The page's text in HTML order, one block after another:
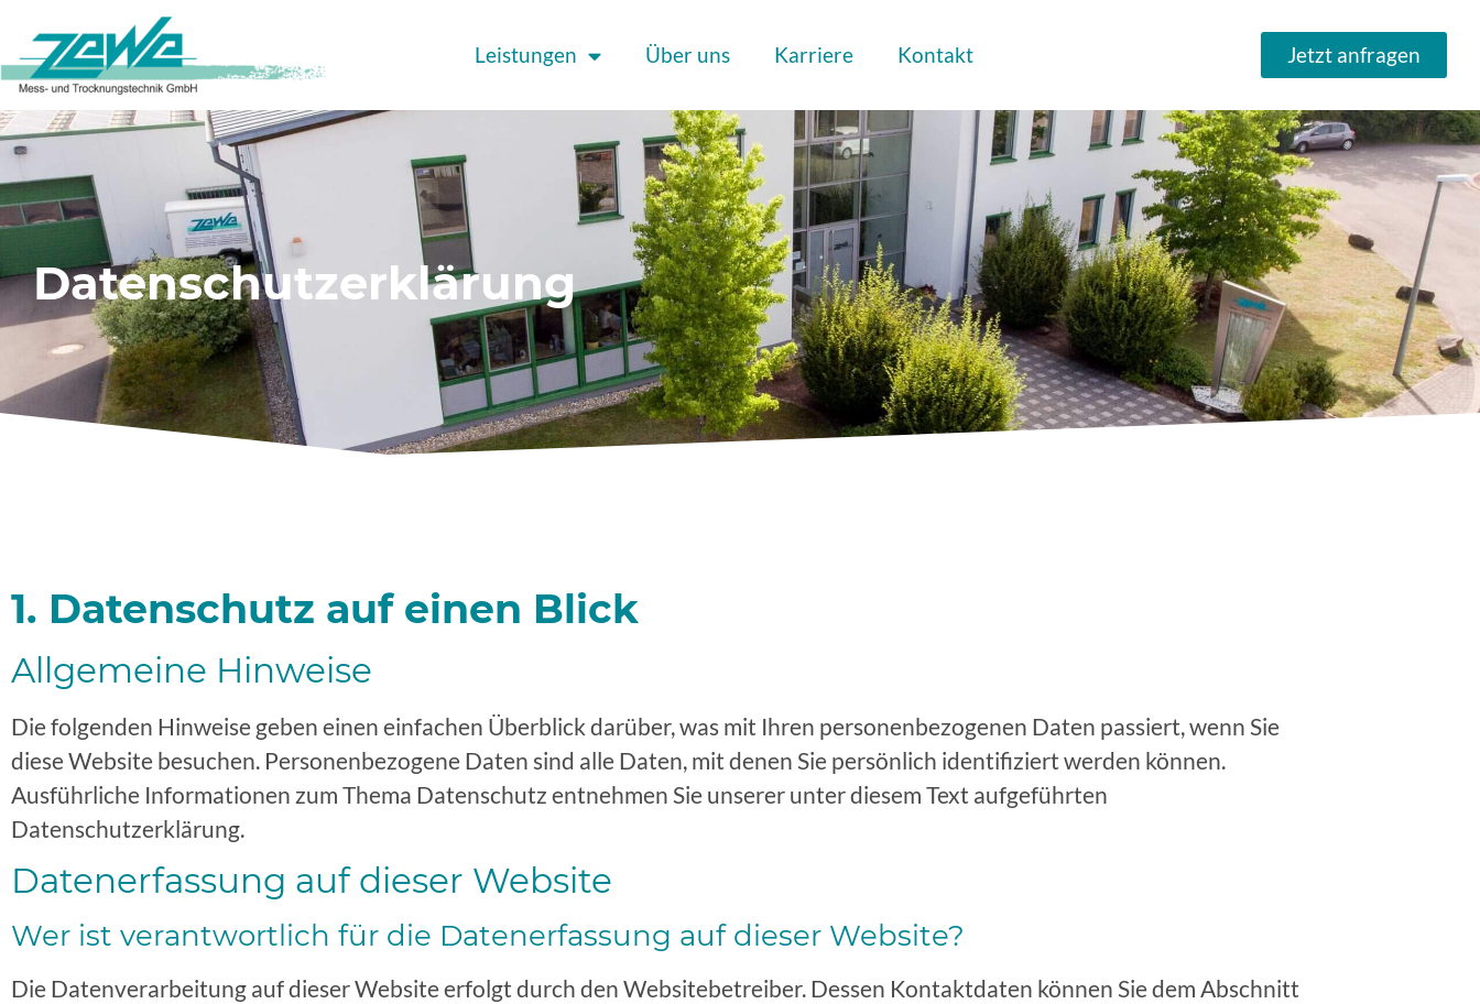
Leistungen Über uns Karriere Kontakt Jetzt anfragen
Datenschutzerklärung
1. Datenschutz auf einen Blick
Allgemeine Hinweise
Die folgenden Hinweise geben einen einfachen Überblick darüber, was mit Ihren personenbezogenen Daten passiert, wenn Sie
diese Website besuchen. Personenbezogene Daten sind alle Daten, mit denen Sie persönlich identifiziert werden können.
Ausführliche Informationen zum Thema Datenschutz entnehmen Sie unserer unter diesem Text aufgeführten
Datenschutzerklärung.
Datenerfassung auf dieser Website
Wer ist verantwortlich für die Datenerfassung auf dieser Website?
Die Datenverarbeitung auf dieser Website erfolgt durch den Websitebetreiber. Dessen Kontaktdaten können Sie dem Abschnitt